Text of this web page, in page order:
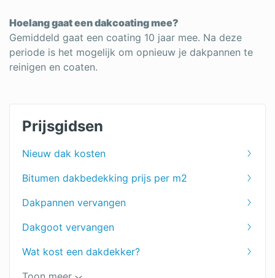
Hoelang gaat een dakcoating mee?
Gemiddeld gaat een coating 10 jaar mee. Na deze
periode is het mogelijk om opnieuw je dakpannen te
reinigen en coaten.
Prijsgidsen
Nieuw dak kosten
Bitumen dakbedekking prijs per m2
Dakpannen vervangen
Dakgoot vervangen
Wat kost een dakdekker?